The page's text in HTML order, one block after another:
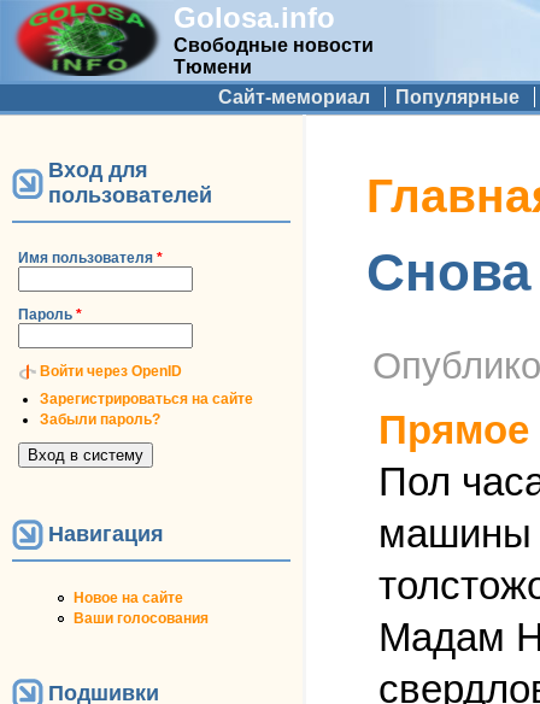
Golosa.info
Свободные новости
Тюмени
Дополнительное меню
Сайт-мемориал Популярные
Вход для
пользователей
Имя пользователя *
Пароль *
Войти через OpenID
Зарегистрироваться на сайте
Забыли пароль?
Навигация
Новое на сайте
Ваши голосования
Подшивки
Вы здесь
Прямое
Пол
машины
Мадам